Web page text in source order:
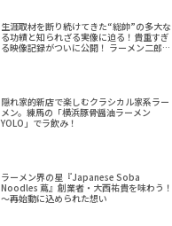
生涯取材を断り続けてきた“総帥”の多大な
る功績と知られざる実像に迫る！貴重すぎ
る映像記録がついに公開！ ラーメン二郎
隠れ家的新店で楽しむクラシカル家系ラー
メン。練馬の「横浜豚骨醤油ラーメン
YOLO」でラ飲み！
ラーメン界の星『Japanese Soba
Noodles 蔦』創業者・大西祐貴を味わう！
～再始動に込められた想い